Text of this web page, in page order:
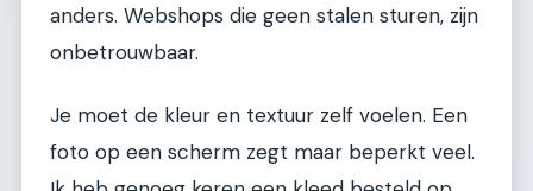
anders. Webshops die geen stalen sturen, zijn
onbetrouwbaar.
Je moet de kleur en textuur zelf voelen. Een
foto op een scherm zegt maar beperkt veel.